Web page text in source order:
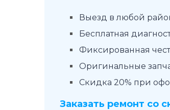
Выезд в любой
Бесплатная
Фиксированная
Оригинальные
Скидка 20% при
Заказать ремонт со